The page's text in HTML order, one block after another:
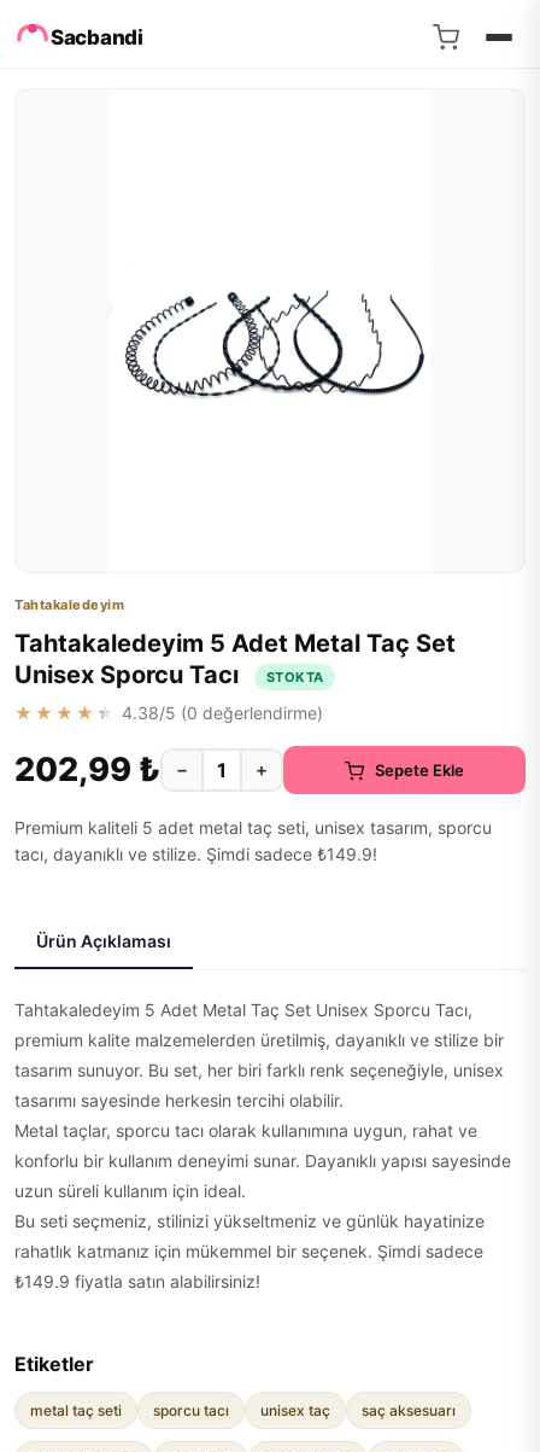
Sacbandi
Tahtakaledeyim
Tahtakaledeyim 5 Adet Metal Taç Set
Unisex Sporcu Tacı
STOKTA
★★★★★ 4.38/5 (0 değerlendirme)
202,99 ₺ − + Sepete Ekle
Premium kaliteli 5 adet metal taç seti, unisex tasarım, sporcu
tacı, dayanıklı ve stilize. Şimdi sadece ₺149.9!
Ürün Açıklaması
Tahtakaledeyim 5 Adet Metal Taç Set Unisex Sporcu Tacı,
premium kalite malzemelerden üretilmiş, dayanıklı ve stilize bir
tasarım sunuyor. Bu set, her biri farklı renk seçeneğiyle, unisex
tasarımı sayesinde herkesin tercihi olabilir.
Metal taçlar, sporcu tacı olarak kullanımına uygun, rahat ve
konforlu bir kullanım deneyimi sunar. Dayanıklı yapısı sayesinde
uzun süreli kullanım için ideal.
Bu seti seçmeniz, stilinizi yükseltmeniz ve günlük hayatinize
rahatlık katmanız için mükemmel bir seçenek. Şimdi sadece
₺149.9 fiyatla satın alabilirsiniz!
Etiketler
metal taç seti sporcu tacı unisex taç saç aksesuarı